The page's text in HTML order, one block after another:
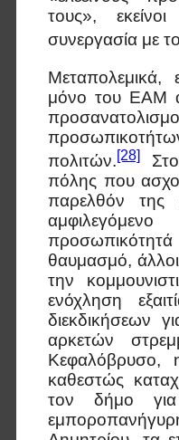
τους»,
συνεργασία με
Μεταπολεμικά,
μόνο του ΕΑΜ
πολιτών.[28]
πόλης που
παρελθόν της
θαυμασμό,
την
ενόχληση
διεκδικήσεων
αρκετών
Κεφαλόβρυσο,
καθεστώς
τον δήμο